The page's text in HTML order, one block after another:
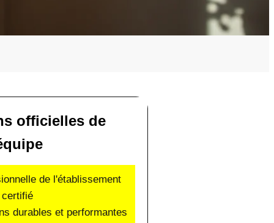
officielles de
de l'établissement
certifié
durables et performantes